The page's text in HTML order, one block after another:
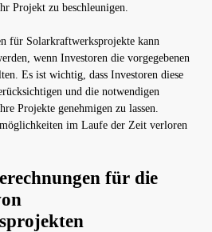
Projekt zu beschleunigen.
für Solarkraftwerksprojekte kann
wenn Investoren die vorgegebenen
Es ist wichtig, dass Investoren diese
und die notwendigen
Projekte genehmigen zu lassen.
im Laufe der Zeit verloren
für die